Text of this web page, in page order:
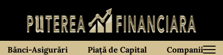
Bănci-Asigurări Piață de Capital Companii